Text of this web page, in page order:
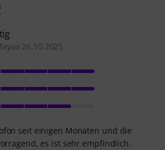
26.10.2025
seit einigen Monaten und die
es ist sehr empfindlich.